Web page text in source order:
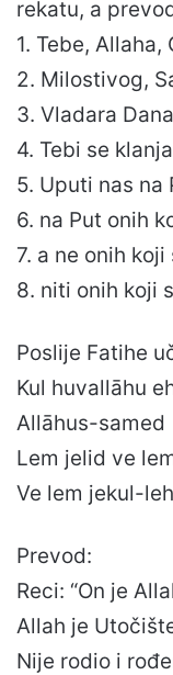
rekatu, a
1. Tebe,
2. Milostivog,
3. Vladara
4. Tebi se
5. Uputi nas na
6. na Put onih
7. a ne onih
8. niti onih koji
Poslije Fatihe
Kul huvallāhu
Allāhus-samed
Lem jelid ve
Ve lem jekul-
Prevod:
Reci: “On je
Allah je
Nije rodio i